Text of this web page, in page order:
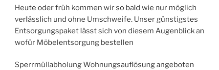
Heute oder früh kommen wir so bald wie nur möglich
verlässlich und ohne Umschweife. Unser günstigstes
Entsorgungspaket lässt sich von diesem Augenblick an
wofür Möbelentsorgung bestellen
Sperrmüllabholung Wohnungsauflösung angeboten